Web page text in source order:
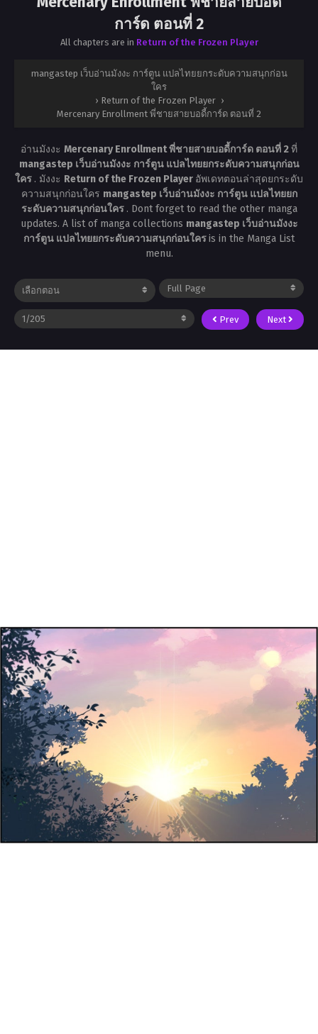
การ์ด ตอนที่ 2
All chapters are in Return of the Frozen Player
mangastep เว็บอ่านมังงะ การ์ตูน แปลไทยยกระดับความสนุกก่อน
ใคร
› Return of the Frozen Player ›
Mercenary Enrollment พี่ชายสายบอดี้การ์ด ตอนที่ 2
อ่านมังงะ Mercenary Enrollment พี่ชายสายบอดี้การ์ด ตอนที่ 2ที่
mangastep เว็บอ่านมังงะ การ์ตูน แปลไทยยกระดับความสนุกก่อน
ใคร . มังงะ Return of the Frozen Player อัพเดทตอนล่าสุดยกระดับ
ความสนุกก่อนใคร mangastep เว็บอ่านมังงะ การ์ตูน แปลไทยยก
ระดับความสนุกก่อนใคร . Dont forget to read the other manga
updates. A list of manga collections mangastep เว็บอ่านมังงะ
การ์ตูน แปลไทยยกระดับความสนุกก่อนใครis in the Manga List
menu.
Prev Next